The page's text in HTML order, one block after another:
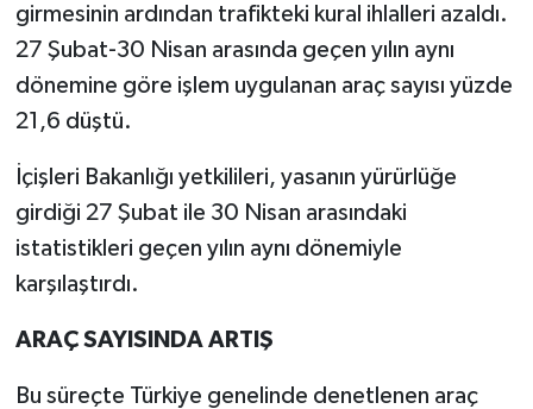
girmesinin ardından trafikteki kural ihlalleri azaldı.
27 Şubat-30 Nisan arasında geçen yılın aynı
dönemine göre işlem uygulanan araç sayısı yüzde
21,6 düştü.
İçişleri Bakanlığı yetkilileri, yasanın yürürlüğe
girdiği 27 Şubat ile 30 Nisan arasındaki
istatistikleri geçen yılın aynı dönemiyle
karşılaştırdı.
ARAÇ SAYISINDA ARTIŞ
Bu süreçte Türkiye genelinde denetlenen araç